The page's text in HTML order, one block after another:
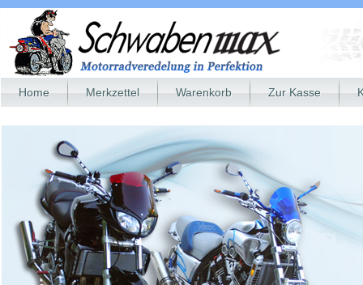
Home Merkzettel Warenkorb Zur Kasse